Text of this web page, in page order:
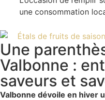
une consommation
Une
Valbonne :
saveurs et
Valbonne dévoile en hiver